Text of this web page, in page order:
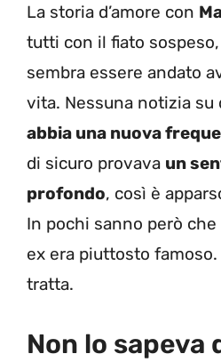
La storia d’amore con
tutti con il fiato
sembra essere andato
vita. Nessuna notizia su
abbia una nuova
di sicuro provava un
profondo, così è
In pochi sanno però
ex era piuttosto
tratta.
Non lo sapeva